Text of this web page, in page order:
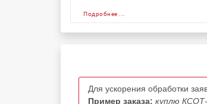
Подробнее ...
Для ускорения обработки
Пример заказа: куплю